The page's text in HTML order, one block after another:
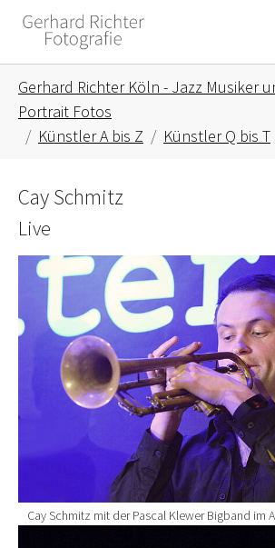
Skip to main content
Skip to page footer
Gerhard Richter Köln - Jazz Musiker
Portrait Fotos
Künstler A bis Z
Künstler Q bis T
Cay Schmitz
Live
Show larger version for:
Cay Schmitz mit der Pascal Klewer Bigband im
Show larger version for: